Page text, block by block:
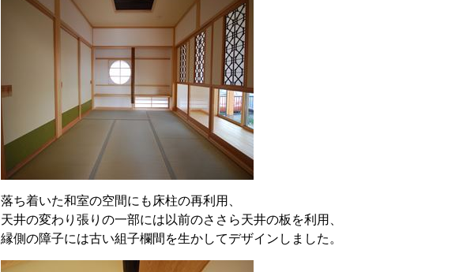
落ち着いた和室の空間にも床柱の再利用、
天井の変わり張りの一部には以前のささら天井の板を利用、
縁側の障子には古い組子欄間を生かしてデザインしました。